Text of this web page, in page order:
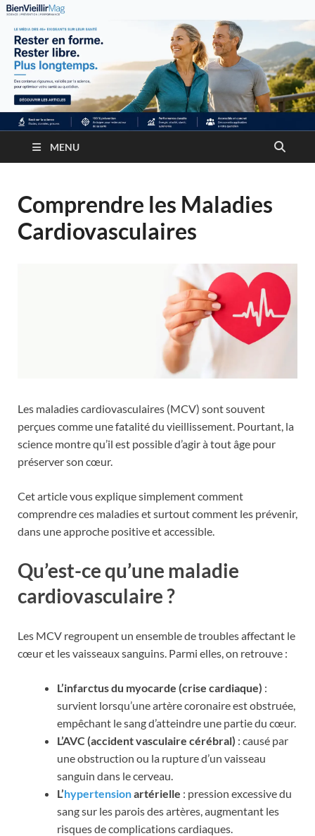
MENU
Comprendre les Maladies
Cardiovasculaires
Les maladies cardiovasculaires (MCV) sont souvent
perçues comme une fatalité du vieillissement. Pourtant, la
science montre qu’il est possible d’agir à tout âge pour
préserver son cœur.
Cet article vous explique simplement comment
comprendre ces maladies et surtout comment les prévenir,
dans une approche positive et accessible.
Qu’est-ce qu’une maladie
cardiovasculaire ?
Les MCV regroupent un ensemble de troubles affectant le
cœur et les vaisseaux sanguins. Parmi elles, on retrouve :
L’infarctus du myocarde (crise cardiaque) :
survient lorsqu’une artère coronaire est obstruée,
empêchant le sang d’atteindre une partie du cœur.
L’AVC (accident vasculaire cérébral) : causé par
une obstruction ou la rupture d’un vaisseau
sanguin dans le cerveau.
L’hypertensionartérielle : pression excessive du
sang sur les parois des artères, augmentant les
risques de complications cardiaques.